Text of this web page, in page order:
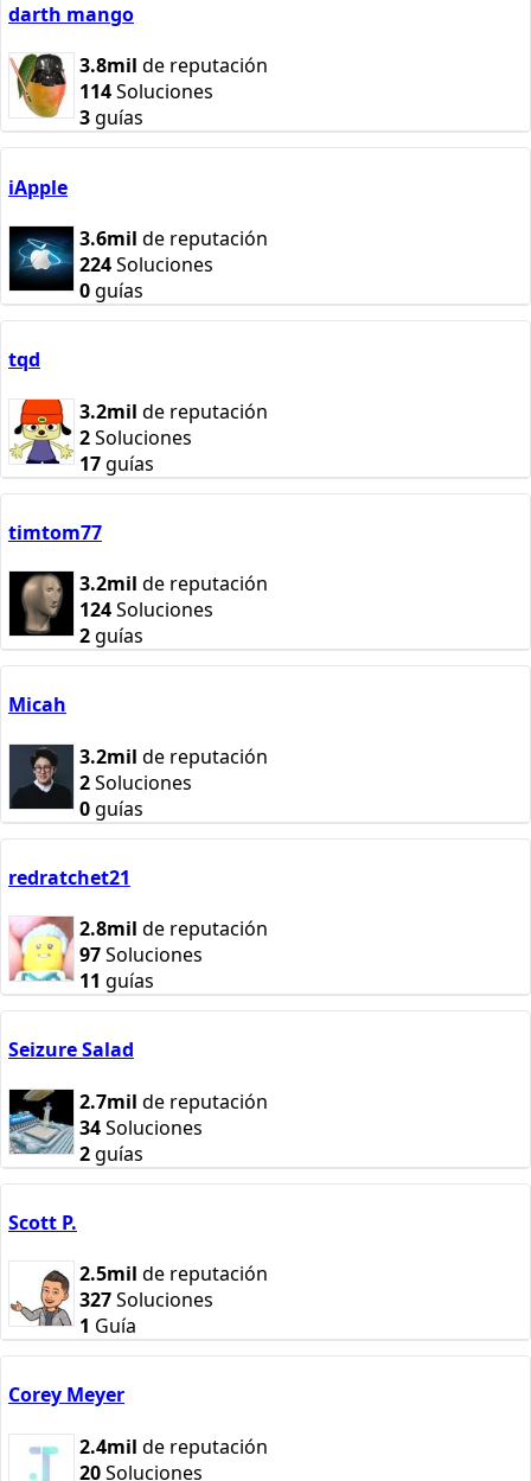
darth mango
3.8mil de reputación
114Soluciones
3guías
iApple
3.6mil de reputación
224Soluciones
0guías
tqd
3.2mil de reputación
2Soluciones
17guías
timtom77
3.2mil de reputación
124Soluciones
2guías
Micah
3.2mil de reputación
2Soluciones
0guías
redratchet21
2.8mil de reputación
97Soluciones
11 guías
Seizure Salad
2.7mil de reputación
34Soluciones
2guías
Scott P.
2.5mil de reputación
327Soluciones
1 Guía
Corey Meyer
2.4mil de reputación
20Soluciones